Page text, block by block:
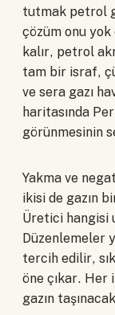
tutmak petrol
çözüm onu
kalır, petrol
tam bir israf,
ve sera gazı
haritasında
görünmesinin
Yakma ve
ikisi de gazın
Üretici hangisi
Düzenlemeler
tercih edilir,
öne çıkar. Her
gazın